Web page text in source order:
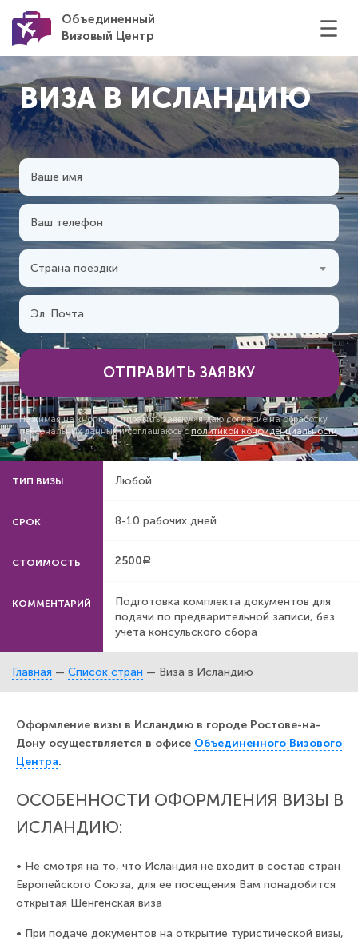
Объединенный
Визовый Центр
ВИЗА В ИСЛАНДИЮ
Страна поездки
ОТПРАВИТЬ ЗАЯВКУ
Нажимая на кнопку «Отправить заявку» я даю согласие на обработку
персональных данных и соглашаюсь с политикой конфиденциальности
ТИП ВИЗЫ
СРОК
СТОИМОСТЬ
КОММЕНТАРИЙ
Любой
8-10 рабочих дней
2500a
Подготовка комплекта документов для
подачи по предварительной записи, без
учета консульского сбора
Главная — Список стран — Виза в Исландию
Оформление визы в Исландию в городе Ростове-на-
Дону осуществляется в офисе Объединенного Визового
Центра.
ОСОБЕННОСТИ ОФОРМЛЕНИЯ ВИЗЫ В
ИСЛАНДИЮ:
• Не смотря на то, что Исландия не входит в состав стран
Европейского Союза, для ее посещения Вам понадобится
открытая Шенгенская виза
• При подаче документов на открытие туристической визы,